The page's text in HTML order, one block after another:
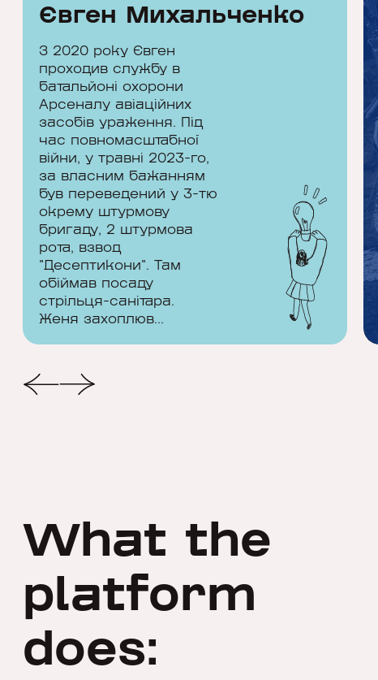
Євген Михальченко
23 роки
Виходу немає тільки з труни, тому
все можливо, якщо йти д...
Євген Михальченко
З 2020 року Євген
проходив службу в
батальйоні охорони
Арсеналу авіаційних
засобів ураження. Під
час повномасштабної
війни, у травні 2023-го,
за власним бажанням
був переведений у 3-тю
окрему штурмову
бригаду, 2 штурмова
рота, взвод
"Десептикони". Там
обіймав посаду
стрільця-санітара.
Женя захоплюв...
What the
platform
does: